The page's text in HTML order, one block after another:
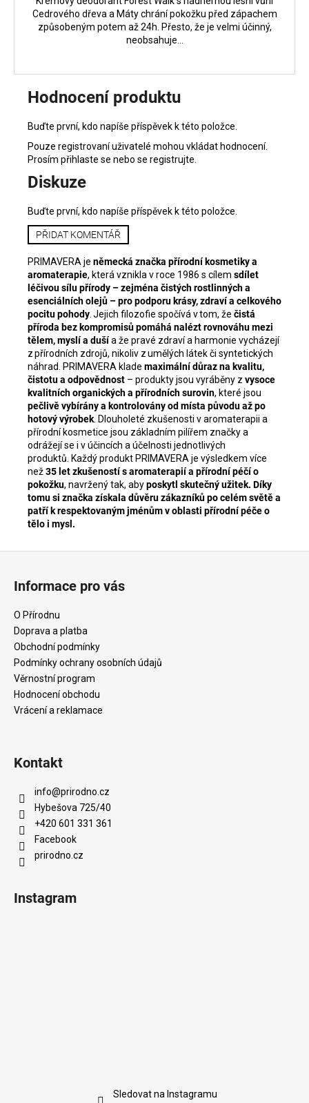
Cedrového dřeva a Máty chrání pokožku před zápachem
způsobeným potem až 24h. Přesto, že je velmi účinný,
neobsahuje...
Hodnocení produktu
Buďte první, kdo napíše příspěvek k této položce.
Pouze registrovaní uživatelé mohou vkládat hodnocení.
Prosím přihlaste se nebo se registrujte
Diskuze
Buďte první, kdo napíše příspěvek k této položce.
PŘIDAT KOMENTÁŘ
PRIMAVERA je německá značka přírodní kosmetiky a
aromaterapie, která vznikla v roce 1986 s cílem sdílet
léčivou sílu přírody – zejména čistých rostlinných a
esenciálních olejů – pro podporu krásy, zdraví a celkového
pocitu pohody . Jejich filozofie spočívá v tom, že čistá
příroda bez kompromisů pomáhá nalézt rovnováhu mezi
tělem, myslí a dušía že pravé zdraví a harmonie vycházejí
z přírodních zdrojů, nikoliv z umělých látek či syntetických
náhrad. PRIMAVERA klade maximální důraz na kvalitu,
čistotu a odpovědnost – produkty jsou vyráběny z vysoce
kvalitních organických a přírodních surovin, které jsou
pečlivě vybírány a kontrolovány od místa původu až po
hotový výrobek . Dlouholeté zkušenosti v aromaterapii a
přírodní kosmetice jsou základním pilířem značky a
odrážejí se i v účincích a účelnosti jednotlivých
produktů. Každý produkt PRIMAVERA je výsledkem více
než35 let zkušeností s aromaterapií a přírodní péčí o
pokožku, navržený tak, abyposkytl skutečný užitek. Díky
tomu si značka získala důvěru zákazníků po celém světě a
patří k respektovaným jménům v oblasti přírodní péče o
tělo i mysl.
Informace pro vás
O Přírodnu
Doprava a platba
Obchodní podmínky
Podmínky ochrany osobních údajů
Věrnostní program
Hodnocení obchodu
Vrácení a reklamace
Kontakt
info@prirodno.cz
Hybešova 725/40
+420 601 331 361
Facebook
prirodno.cz
Instagram
Sledovat na Instagramu